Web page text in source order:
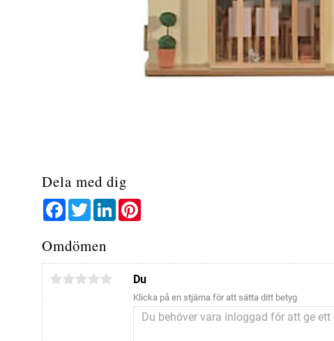
Dela med dig
FacebookTwitterLinkedIn
Omdömen
Du
Klicka på en stjärna för att sätta ditt betyg